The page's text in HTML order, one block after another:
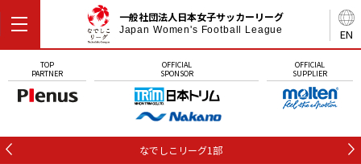
EN
一般社団法人日本女子サッカーリーグ
Japan Women's Football League
TOP
PARTNER
OFFICIAL
SPONSOR
OFFICIAL
SUPPLIER
なでしこリーグ1部